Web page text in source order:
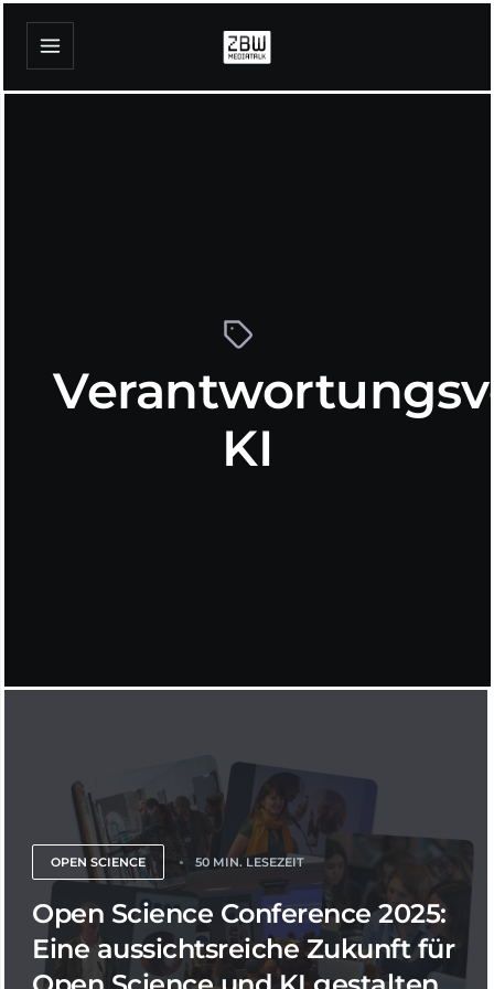
KI
OPEN SCIENCE 50 MIN. LESEZEIT
Open Science Conference 2025:
Eine aussichtsreiche Zukunft für